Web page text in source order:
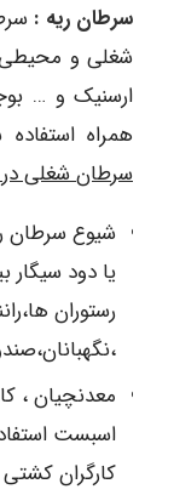
سرطان ریه :
شغلی و محیطی
ارسنیک و …
همراه
سرطان شغلی
شیوع سرطان
یا دود
رستوران
معدنچیان ،
اسبست
کارگران